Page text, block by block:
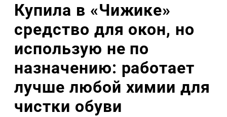
Купила в «Чижике»
средство для окон, но
использую не по
назначению: работает
лучше любой химии для
чистки обуви